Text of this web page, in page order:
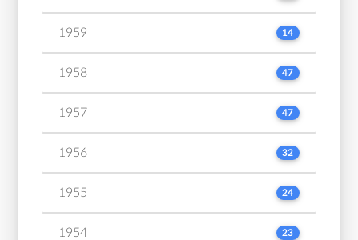
1959 14
1958 47
1957 47
1956 32
1955 24
1954 23